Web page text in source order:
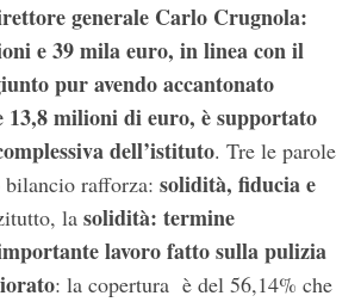
generale Carlo Crugnola:
e 39 mila euro, in linea con il
pur avendo accantonato
13,8 milioni di euro, è supportato
dell’istituto. Tre le parole
bilancio rafforza: solidità, fiducia e
la solidità: termine
lavoro fatto sulla pulizia
: la copertura è del 56,14% che